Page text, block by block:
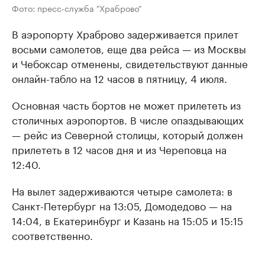
Фото: пресс-служба "Храброво"
В аэропорту Храброво задерживается прилет
восьми самолетов, еще два рейса — из Москвы
и Чебоксар отменены, свидетельствуют данные
онлайн-табло на 12 часов в пятницу, 4 июля.
Основная часть бортов не может прилететь из
столичных аэропортов. В числе опаздывающих
— рейс из Северной столицы, который должен
прилететь в 12 часов дня и из Череповца на
12:40.
На вылет задерживаются четыре самолета: в
Санкт-Петербург на 13:05, Домодедово — на
14:04, в Екатеринбург и Казань на 15:05 и 15:15
соответственно.